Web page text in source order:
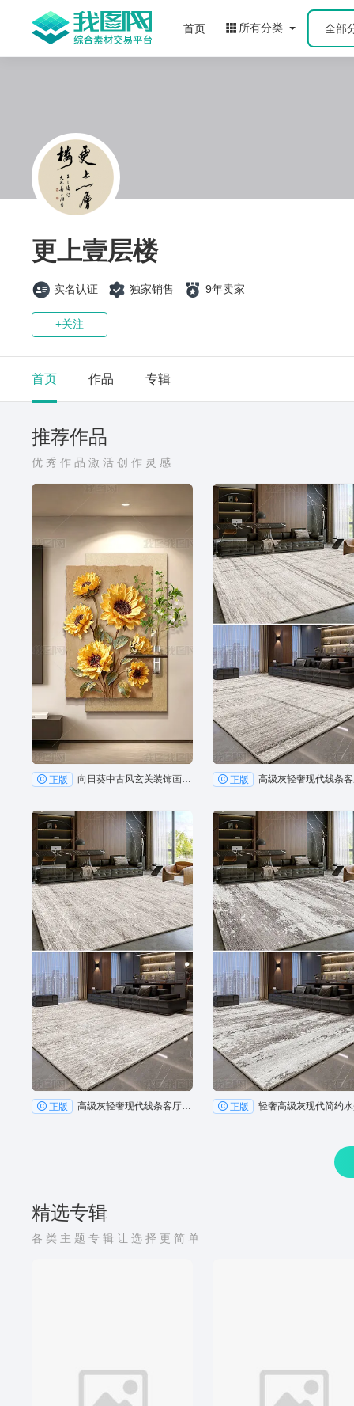
首页 所有分类 全部
更上壹层楼
实名认证 独家销售 9年卖家
+关注
首页 作品 专辑
推荐作品
优秀作品激活创作灵感
正版 向日葵中古风玄关装饰画水培绿植走廊砂岩挂画4 正版
正版 高级灰轻奢现代线条客厅地毯图案13 正版
精选专辑
各类主题专辑让选择更简单